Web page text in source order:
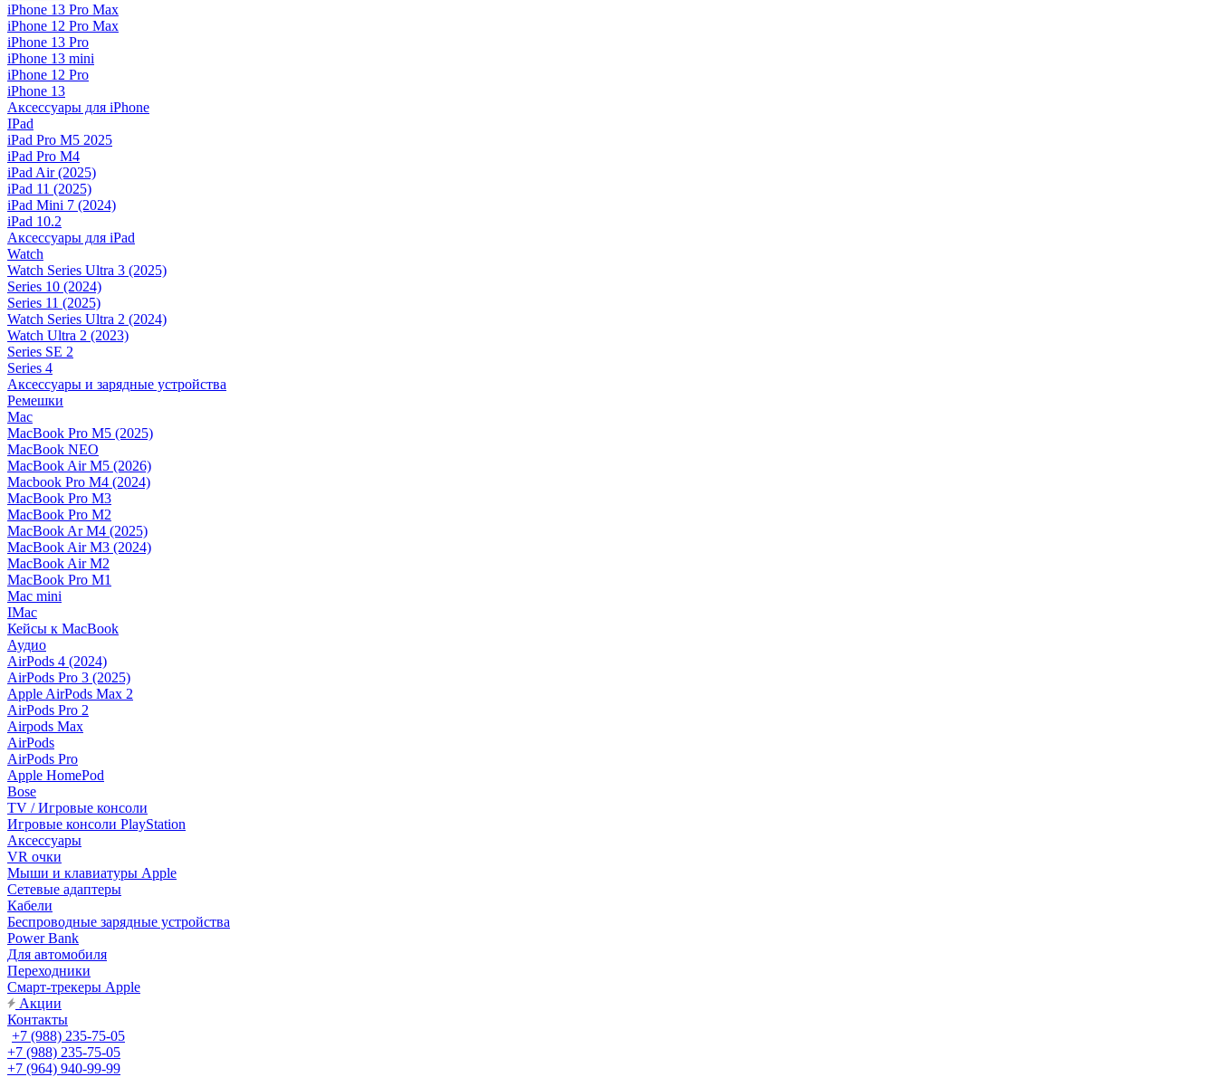
iPhone 13 Pro Max
iPhone 12 Pro Max
iPhone 13 Pro
iPhone 13 mini
iPhone 12 Pro
iPhone 13
Аксессуары для iPhone
IPad
iPad Pro M5 2025
iPad Pro M4
iPad Air (2025)
iPad 11 (2025)
iPad Mini 7 (2024)
iPad 10.2
Аксессуары для iPad
Watch
Watch Series Ultra 3 (2025)
Series 10 (2024)
Series 11 (2025)
Watch Series Ultra 2 (2024)
Watch Ultra 2 (2023)
Series SE 2
Series 4
Аксессуары и зарядные устройства
Ремешки
Mac
MacBook Pro M5 (2025)
MacBook NEO
MacBook Air M5 (2026)
Macbook Pro M4 (2024)
MacBook Pro M3
MacBook Pro M2
MacBook Ar M4 (2025)
MacBook Air M3 (2024)
MacBook Air M2
MacBook Pro M1
Mac mini
IMac
Кейсы к MacBook
Аудио
AirPods 4 (2024)
AirPods Pro 3 (2025)
Apple AirPods Max 2
AirPods Pro 2
Airpods Max
AirPods
AirPods Pro
Apple HomePod
Bose
TV / Игровые консоли
Игровые консоли PlayStation
Аксессуары
VR очки
Мыши и клавиатуры Apple
Сетевые адаптеры
Кабели
Беспроводные зарядные устройства
Power Bank
Для автомобиля
Переходники
Смарт-трекеры Apple
Акции
Контакты
+7 (988) 235-75-05
+7 (988) 235-75-05
+7 (964) 940-99-99